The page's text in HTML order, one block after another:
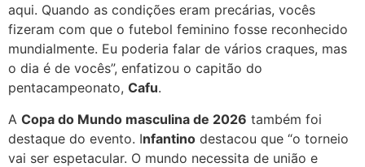
aqui. Quando as condições eram precárias, vocês
fizeram com que o futebol feminino fosse reconhecido
mundialmente. Eu poderia falar de vários craques, mas
o dia é de vocês”, enfatizou o capitão do
pentacampeonato, Cafu.
A Copa do Mundo masculina de 2026 também foi
destaque do evento. Infantino destacou que “o torneio
vai ser espetacular. O mundo necessita de união e